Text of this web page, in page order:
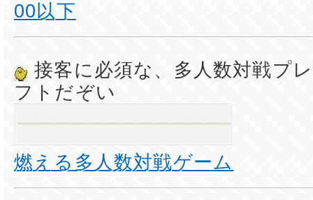
00以下
接客に必須な、多人数対戦プ
フトだぞい
燃える多人数対戦ゲーム